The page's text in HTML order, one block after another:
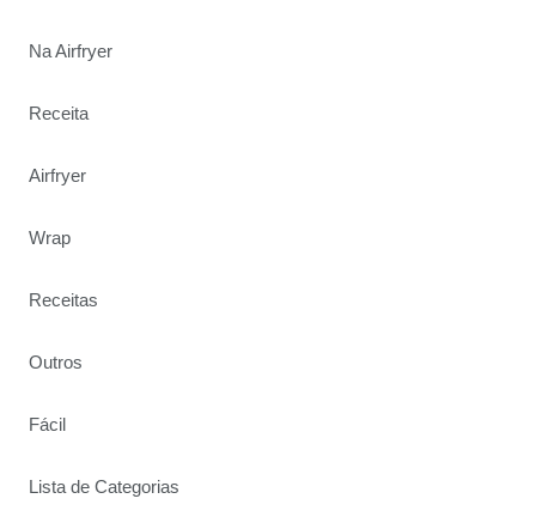
Na Airfryer
Receita
Airfryer
Wrap
Receitas
Outros
Fácil
Lista de Categorias